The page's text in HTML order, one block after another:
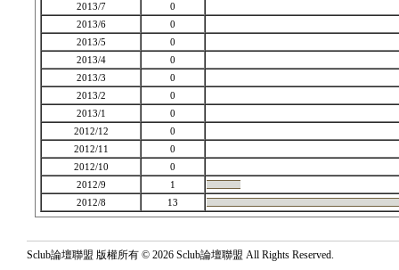
2013/7
0
2013/6
0
2013/5
0
2013/4
0
2013/3
0
2013/2
0
2013/1
0
2012/12
0
2012/11
0
2012/10
0
2012/9
1
2012/8
13
Sclub論壇聯盟 版權所有 © 2026 Sclub論壇聯盟 All Rights Reserved.